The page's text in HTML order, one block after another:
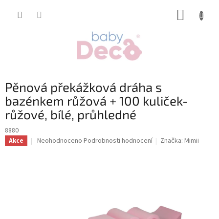
Pěnová překážková dráha s
bazénkem růžová + 100 kuliček-
růžové, bílé, průhledné
8880
Akce
Průměrné
Neohodnoceno Podrobnosti hodnocení Značka:Mimii